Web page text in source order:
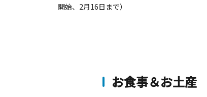
開始、2月16日まで）
お食事＆お土産